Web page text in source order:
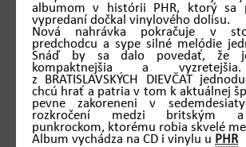
albumom v histórii PHR, ktorý sa
vypredaní dočkal vinylového dolisu.
Nová nahrávka pokračuje v
predchodcu a sype silné melódie
Snáď by sa dalo povedať, že
kompaktnejšia a
z BRATISLAVSKÝCH DIEVČAT
chcú hrať a patria v tom k aktuálnej
pevne zakoreneni v
rozkročení medzi britským a
punkrockom, ktorému robia skvelé
Album vychádza na CD i vinylu u PHR